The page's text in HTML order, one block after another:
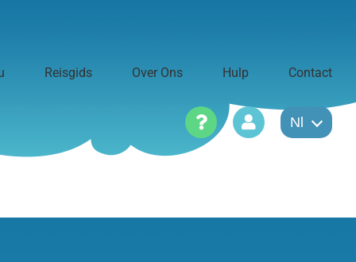
Reisgids Over Ons Hulp Contact
Nl